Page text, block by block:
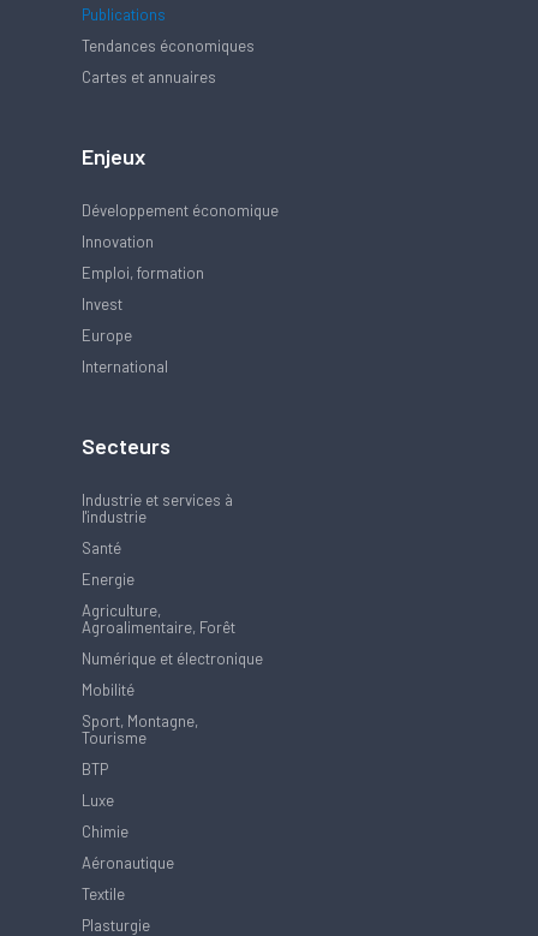
Publications
Tendances économiques
Cartes et annuaires
Enjeux
Développement économique
Innovation
Emploi, formation
Invest
Europe
International
Secteurs
Industrie et services à
l'industrie
Santé
Energie
Agriculture,
Agroalimentaire, Forêt
Numérique et électronique
Mobilité
Sport, Montagne,
Tourisme
BTP
Luxe
Chimie
Aéronautique
Textile
Plasturgie